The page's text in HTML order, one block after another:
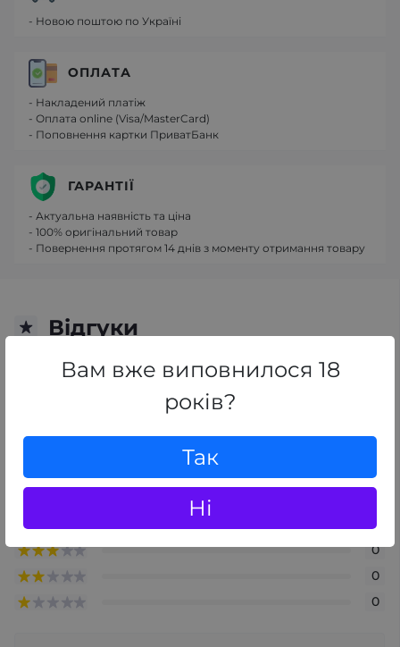
Вам вже виповнилося 18
років?
Так
Ні
Відгуки
0
0
0
0
- Новою поштою по Україні
ОПЛАТА
- Накладений платіж
- Оплата online (Visa/MasterCard)
- Поповнення картки ПриватБанк
ГАРАНТІЇ
- Актуальна наявність та ціна
- 100% оригінальний товар
- Повернення протягом 14 днів з моменту отримання товару